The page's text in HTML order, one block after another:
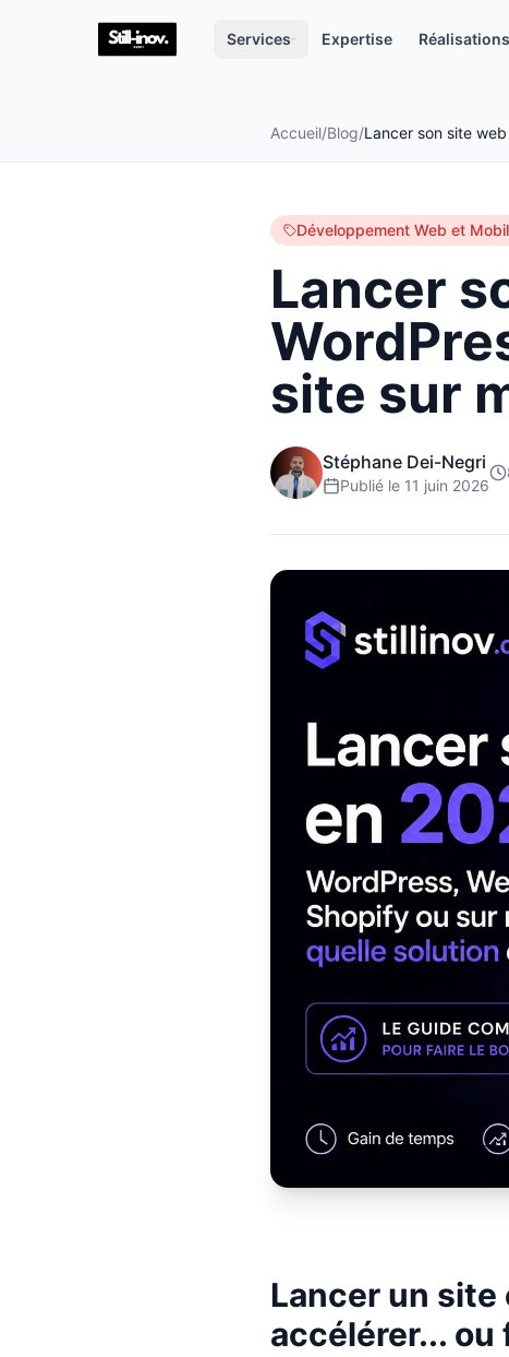
Services Expertise Réalisations
Accueil/Blog/
Développement Web et
Lancer
site sur
Stéphane Dei-Negri
Publié le 11 juin 2026
Lancer un
accélérer...